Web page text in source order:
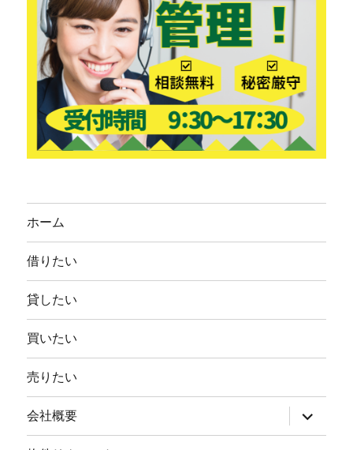
ホーム
借りたい
貸したい
買いたい
売りたい
会社概要
ブ
メ